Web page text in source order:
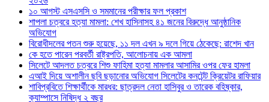
১০ আগস্ট এসএসসি ও সমমানের পরীক্ষার ফল প্রকাশ
শাপলা চত্বরে হত্যা মামলা: শেখ হাসিনাসহ ৪১ জনের বিরুদ্ধে আনুষ্ঠানিক
অভিযোগ
বিরোধীদলের পতন শুরু হয়েছে, ১১ দল এখন ৯ দলে গিয়ে ঠেকেছে: রাশেদ খান
কে হতে পারেন পরবর্তী রাষ্ট্রপতি, আলোচনায় এক আমলা
সিলেটে আদলত চত্বরে শিশু ফাহিমা হত্যা মামলার আসামির ওপর ফের হামলা
এআই দিয়ে অশালীন ছবি ছড়ানোর অভিযোগ সিলেটের কনটেন্ট ক্রিয়েটর রাফিয়ার
শাবিপ্রবিতে শিক্ষার্থীকে মারধর: ছাত্রদল নেতা হাসিবুর ও তারেক বহিষ্কার,
ক্যাম্পাসে নিষিদ্ধ ২ বছর